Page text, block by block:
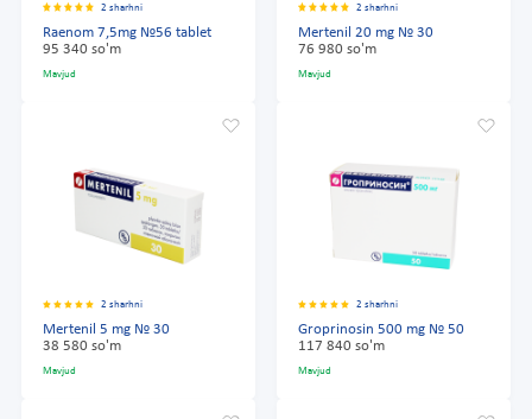
2 sharhni
Raenom 7,5mg №56 tablet
95 340 so'm
Mavjud
2 sharhni
Mertenil 20 mg № 30
76 980 so'm
Mavjud
2 sharhni
Mertenil 5 mg № 30
38 580 so'm
Mavjud
2 sharhni
Groprinosin 500 mg № 50
117 840 so'm
Mavjud